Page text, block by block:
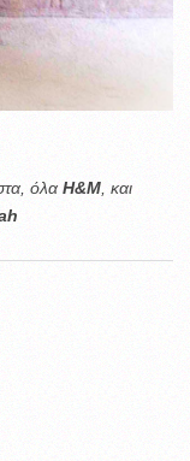
όλαH&M, και